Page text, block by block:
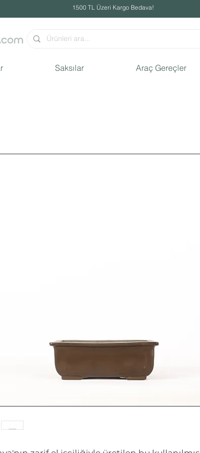
1500 TL Üzeri Kargo Bedava!
Saksılar Araç Gereçler